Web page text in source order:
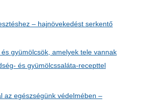
– hajnövekedést serkentő
gyümölcsök, amelyek tele vannak
és gyümölcssaláta-recepttel
az egészségünk védelmében –